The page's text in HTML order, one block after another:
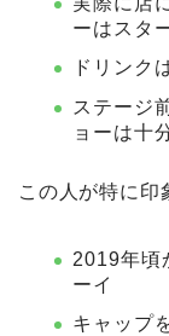
ーはスタ
ドリンク
ステージ
ョーは十
この人が特に印
2019年頃
ーイ
キャップ